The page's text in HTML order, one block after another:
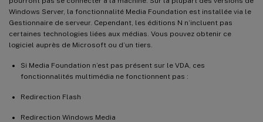
Windows Server, la fonctionnalité Media Foundation est installée via le
Gestionnaire de serveur. Cependant, les éditions N n’incluent pas
certaines technologies liées aux médias. Vous pouvez obtenir ce
logiciel auprès de Microsoft ou d’un tiers.
Si Media Foundation n’est pas présent sur le VDA, ces
fonctionnalités multimédia ne fonctionnent pas :
Redirection Flash
Redirection Windows Media